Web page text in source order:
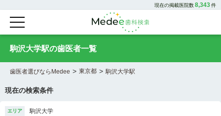
現在の掲載医院数8,343件
駒沢大学駅の歯医者一覧
歯医者選びならMedee > 東京都 > 駒沢大学駅
現在の検索条件
エリア 駒沢大学